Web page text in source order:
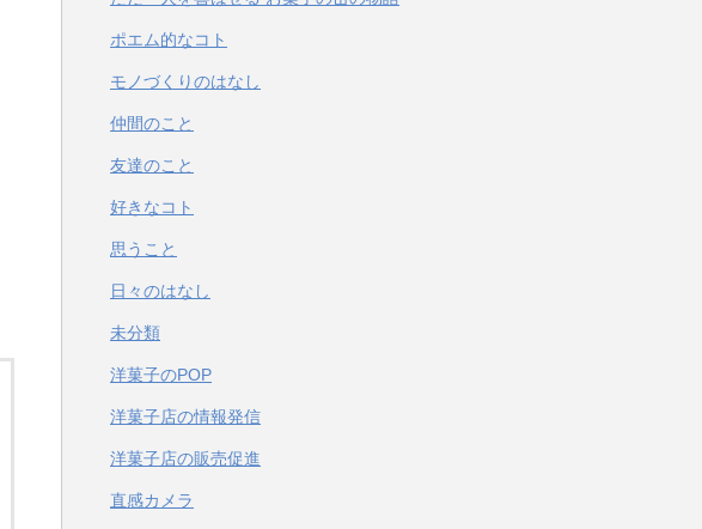
ポエム的なコト
モノづくりのはなし
仲間のこと
友達のこと
好きなコト
思うこと
日々のはなし
未分類
洋菓子のPOP
洋菓子店の情報発信
洋菓子店の販売促進
直感カメラ